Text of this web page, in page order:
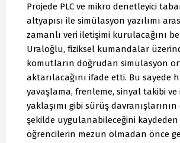
Projede PLC ve mikro denetleyici
altyapısı ile simülasyon yazılımı
zamanlı veri iletişimi kurulacağını
Uraloğlu, fiziksel kumandalar
komutların doğrudan simülasyon
aktarılacağını ifade etti. Bu sayede
yavaşlama, frenleme, sinyal takibi ve
yaklaşımı gibi sürüş
şekilde uygulanabileceğini
öğrencilerin mezun olmadan önce